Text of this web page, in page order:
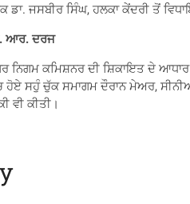
ਡਾ. ਜਸਬੀਰ ਸਿੰਘ, ਹਲਕਾ ਕੇਂਦਰੀ ਤੋਂ
ਆਰ. ਦਰਜ
ਨਿਗਮ ਕਮਿਸ਼ਨਰ ਦੀ ਸ਼ਿਕਾਇਤ ਦੇ
ਹੋਏ ਸਹੁੰ ਚੁੱਕ ਸਮਾਗਮ ਦੌਰਾਨ ਮੇਅਰ,
ਵੀ ਕੀਤੀ।